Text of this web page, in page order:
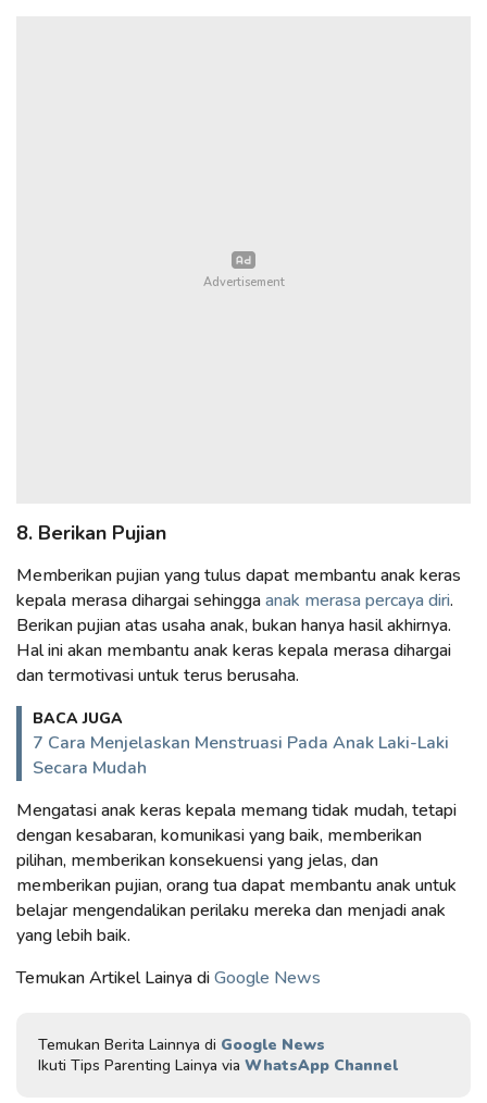
8. Berikan Pujian
Memberikan pujian yang tulus dapat membantu anak keras
kepala merasa dihargai sehinggaanak merasa percaya diri.
Berikan pujian atas usaha anak, bukan hanya hasil akhirnya.
Hal ini akan membantu anak keras kepala merasa dihargai
dan termotivasi untuk terus berusaha.
BACA JUGA
7 Cara Menjelaskan Menstruasi Pada Anak Laki-Laki
Secara Mudah
Mengatasi anak keras kepala memang tidak mudah, tetapi
dengan kesabaran, komunikasi yang baik, memberikan
pilihan, memberikan konsekuensi yang jelas, dan
memberikan pujian, orang tua dapat membantu anak untuk
belajar mengendalikan perilaku mereka dan menjadi anak
yang lebih baik.
Temukan Artikel Lainya diGoogle News
Temukan Berita Lainnya di Google News
Ikuti Tips Parenting Lainya via WhatsApp Channel